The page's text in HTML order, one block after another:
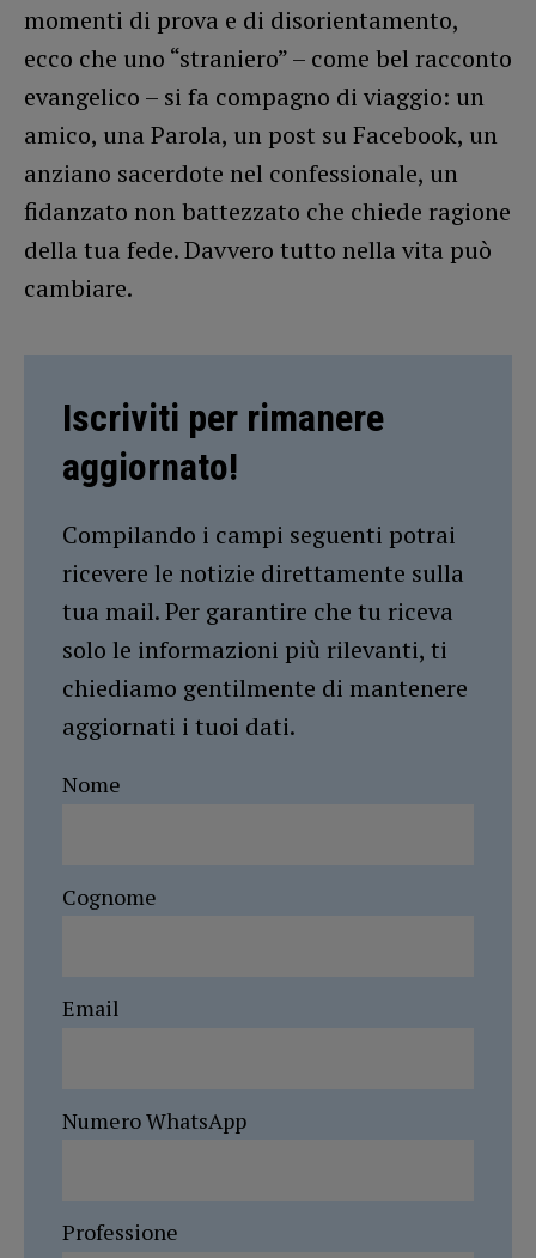
momenti di prova e di disorientamento,
ecco che uno “straniero” – come bel racconto
evangelico – si fa compagno di viaggio: un
amico, una Parola, un post su Facebook, un
anziano sacerdote nel confessionale, un
fidanzato non battezzato che chiede ragione
della tua fede. Davvero tutto nella vita può
cambiare.
Iscriviti per rimanere
aggiornato!
Compilando i campi seguenti potrai
ricevere le notizie direttamente sulla
tua mail. Per garantire che tu riceva
solo le informazioni più rilevanti, ti
chiediamo gentilmente di mantenere
aggiornati i tuoi dati.
Nome
Cognome
Email
Numero WhatsApp
Professione